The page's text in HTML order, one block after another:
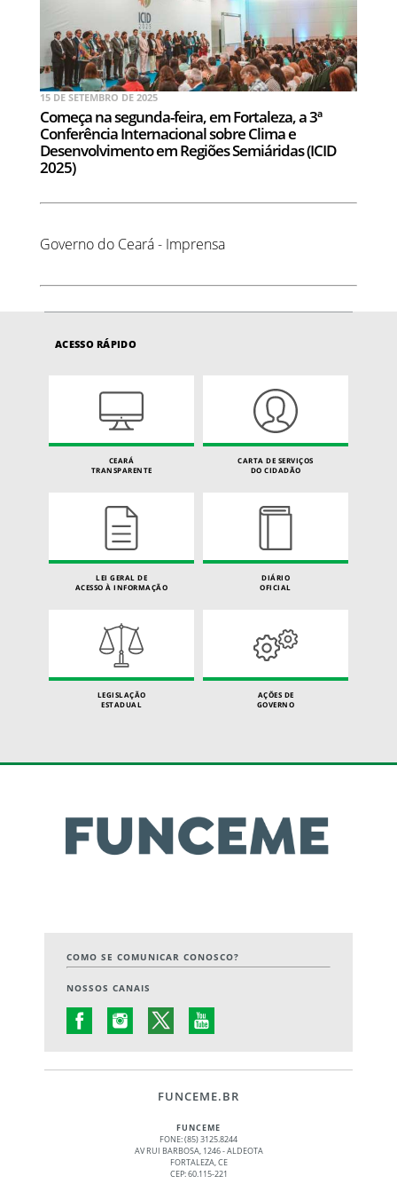
15 DE SETEMBRO DE 2025
Começa na segunda-feira, em Fortaleza, a 3ª
Conferência Internacional sobre Clima e
Desenvolvimento em Regiões Semiáridas (ICID
2025)
Governo do Ceará - Imprensa
ACESSO RÁPIDO
CEARÁ
TRANSPARENTE
CARTA DE SERVIÇOS
DO CIDADÃO
LEI GERAL DE
ACESSO À INFORMAÇÃO
DIÁRIO
OFICIAL
LEGISLAÇÃO
ESTADUAL
AÇÕES DE
GOVERNO
COMO SE COMUNICAR CONOSCO?
NOSSOS CANAIS
FUNCEME.BR
FUNCEME
FONE: (85) 3125.8244
AV RUI BARBOSA, 1246 - ALDEOTA
FORTALEZA, CE
CEP: 60.115-221